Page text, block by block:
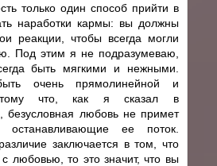
только один способ прийти в
наработки кармы: вы должны
реакции, чтобы всегда могли
Под этим я не подразумеваю,
быть мягкими и нежными.
очень прямолинейной и
что, как я сказал в
безусловная любовь не примет
останавливающие ее поток.
заключается в том, что
любовью, то это значит, что вы